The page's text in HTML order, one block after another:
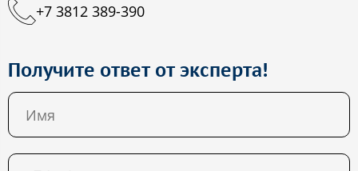
+7 3812 389-390
Получите ответ от эксперта!